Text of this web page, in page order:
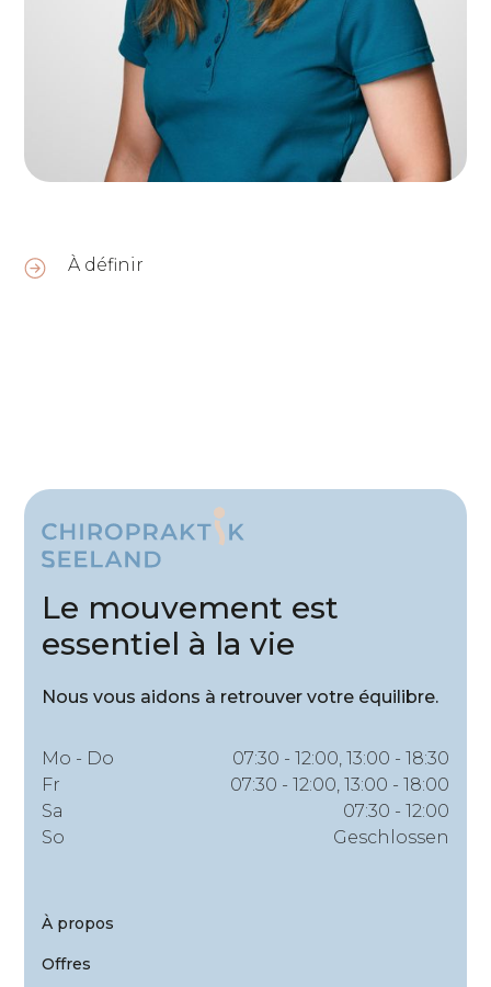
À définir
Le mouvement est
essentiel à la vie
Nous vous aidons à retrouver votre équilibre.
Mo - Do
07:30 - 12:00, 13:00 - 18:30
Fr
07:30 - 12:00, 13:00 - 18:00
Sa
07:30 - 12:00
So
Geschlossen
À propos
Offres